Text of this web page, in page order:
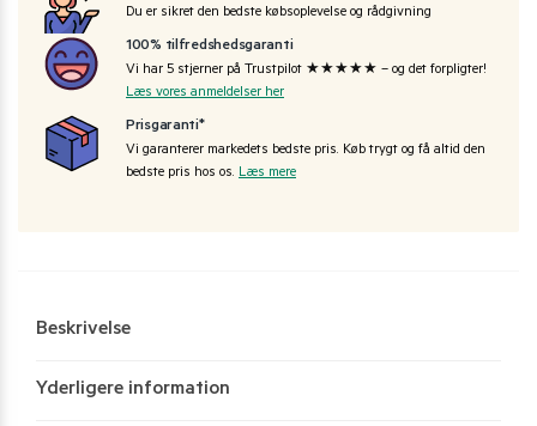
Du er sikret den bedste købsoplevelse og rådgivning
100% tilfredshedsgaranti
Vi har 5 stjerner på Trustpilot ★★★★★ – og det forpligter!
Læs vores anmeldelser her
Prisgaranti*
Vi garanterer markedets bedste pris. Køb trygt og få altid den
bedste pris hos os. Læs mere
Beskrivelse
Yderligere information